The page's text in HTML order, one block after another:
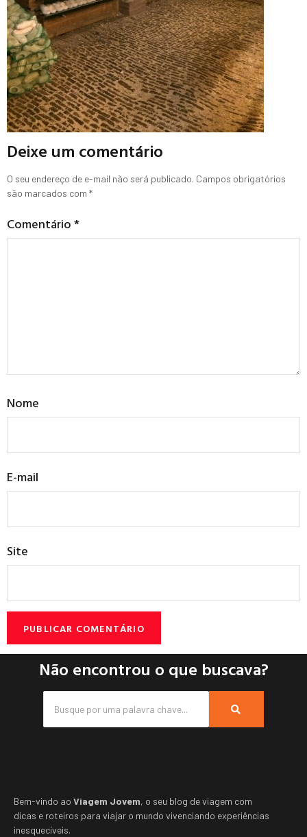
Deixe um comentário
O seu endereço de e-mail não será publicado. Campos obrigatórios
são marcados com *
Comentário*
Nome
E-mail
Site
Não encontrou o que buscava?
Bem-vindo ao Viagem Jovem, o seu blog de viagem com
dicas e roteiros para viajar o mundo vivenciando experiências
inesquecíveis.